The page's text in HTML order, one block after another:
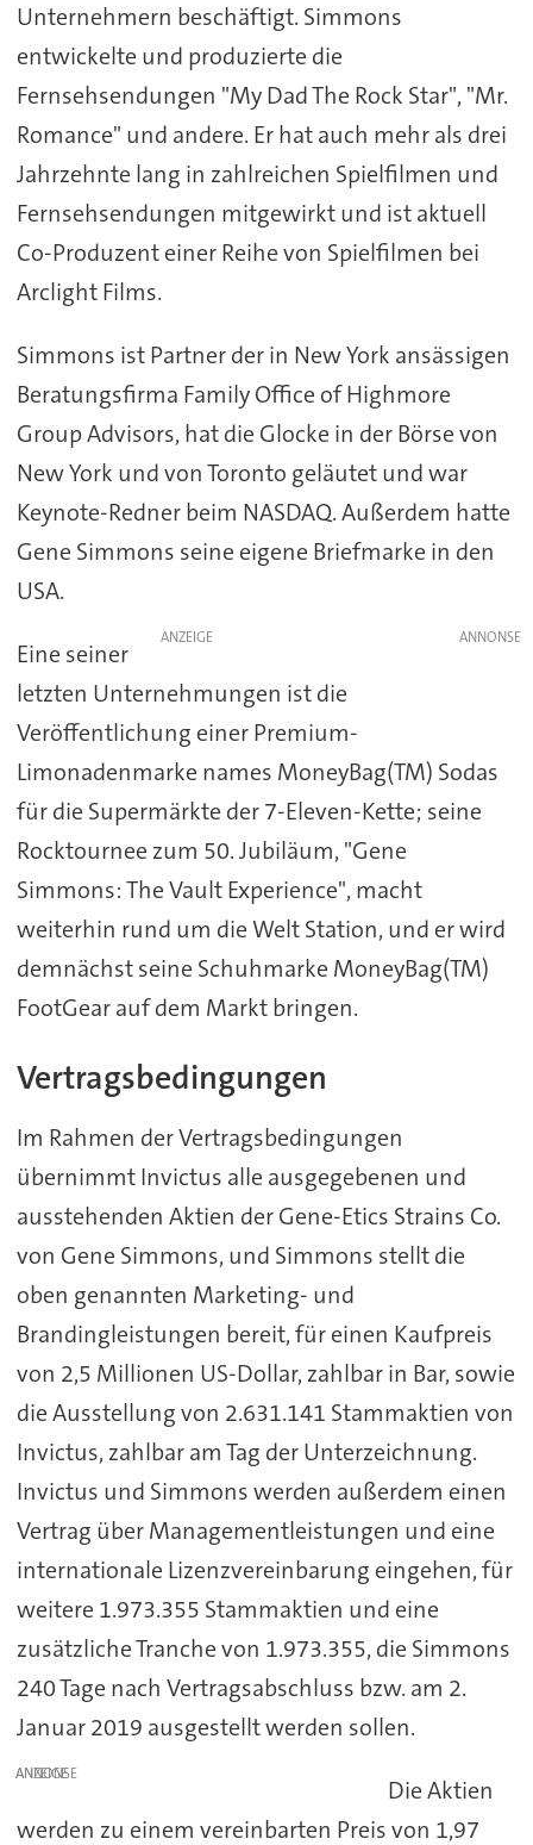
Unternehmern beschäftigt. Simmons
entwickelte und produzierte die
Fernsehsendungen "My Dad The Rock Star", "Mr.
Romance" und andere. Er hat auch mehr als drei
Jahrzehnte lang in zahlreichen Spielfilmen und
Fernsehsendungen mitgewirkt und ist aktuell
Co-Produzent einer Reihe von Spielfilmen bei
Arclight Films.
Simmons ist Partner der in New York ansässigen
Beratungsfirma Family Office of Highmore
Group Advisors, hat die Glocke in der Börse von
New York und von Toronto geläutet und war
Keynote-Redner beim NASDAQ. Außerdem hatte
Gene Simmons seine eigene Briefmarke in den
USA.
ANZEIGE
Eine seiner
letzten Unternehmungen ist die
Veröffentlichung einer Premium-
Limonadenmarke names MoneyBag(TM) Sodas
für die Supermärkte der 7-Eleven-Kette; seine
Rocktournee zum 50. Jubiläum, "Gene
Simmons: The Vault Experience", macht
weiterhin rund um die Welt Station, und er wird
demnächst seine Schuhmarke MoneyBag(TM)
FootGear auf dem Markt bringen.
Vertragsbedingungen
Im Rahmen der Vertragsbedingungen
übernimmt Invictus alle ausgegebenen und
ausstehenden Aktien der Gene-Etics Strains Co.
von Gene Simmons, und Simmons stellt die
oben genannten Marketing- und
Brandingleistungen bereit, für einen Kaufpreis
von 2,5 Millionen US-Dollar, zahlbar in Bar, sowie
die Ausstellung von 2.631.141 Stammaktien von
Invictus, zahlbar am Tag der Unterzeichnung.
Invictus und Simmons werden außerdem einen
Vertrag über Managementleistungen und eine
internationale Lizenzvereinbarung eingehen, für
weitere 1.973.355 Stammaktien und eine
zusätzliche Tranche von 1.973.355, die Simmons
240 Tage nach Vertragsabschluss bzw. am 2.
Januar 2019 ausgestellt werden sollen.
ANZEIGE
Die Aktien
werden zu einem vereinbarten Preis von 1,97